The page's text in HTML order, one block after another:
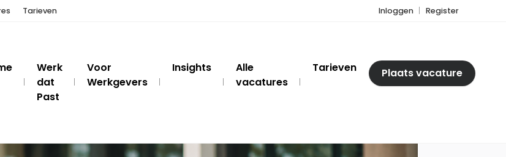
Tarieven Inloggen Register
Werk
dat
Past
Voor
Werkgevers
Insights
Alle
vacatures
Tarieven Plaats vacature